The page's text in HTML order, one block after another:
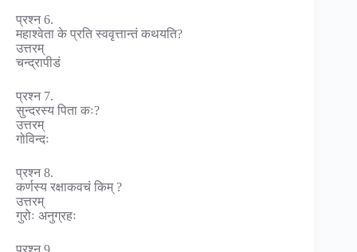
प्रश्न 6.
महाश्वेता के प्रति स्ववृत्तान्तं कथयति?
उत्तरम्
चन्द्रापीडं
प्रश्न 7.
सुन्दरस्य पिता कः?
उत्तरम्
गोविन्दः
प्रश्न 8.
कर्णस्य रक्षाकवचं किम् ?
उत्तरम्
गुरोः अनुग्रहः